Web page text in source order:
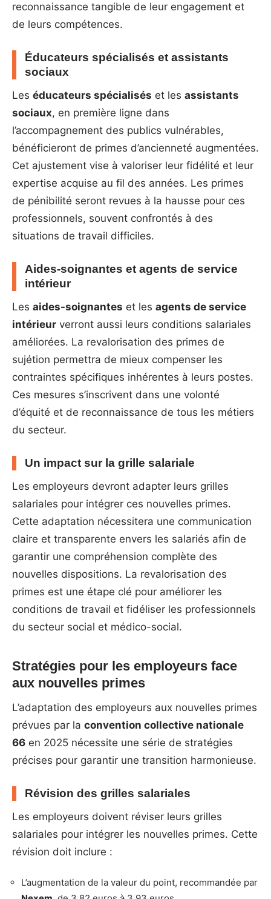
reconnaissance tangible de leur engagement et
de leurs compétences.
Éducateurs spécialisés et assistants
sociaux
Les éducateurs spécialisés et les assistants
sociaux, en première ligne dans
l’accompagnement des publics vulnérables,
bénéficieront de primes d’ancienneté augmentées.
Cet ajustement vise à valoriser leur fidélité et leur
expertise acquise au fil des années. Les primes
de pénibilité seront revues à la hausse pour ces
professionnels, souvent confrontés à des
situations de travail difficiles.
Aides-soignantes et agents de service
intérieur
Les aides-soignantes et les agents de service
intérieur verront aussi leurs conditions salariales
améliorées. La revalorisation des primes de
sujétion permettra de mieux compenser les
contraintes spécifiques inhérentes à leurs postes.
Ces mesures s’inscrivent dans une volonté
d’équité et de reconnaissance de tous les métiers
du secteur.
Un impact sur la grille salariale
Les employeurs devront adapter leurs grilles
salariales pour intégrer ces nouvelles primes.
Cette adaptation nécessitera une communication
claire et transparente envers les salariés afin de
garantir une compréhension complète des
nouvelles dispositions. La revalorisation des
primes est une étape clé pour améliorer les
conditions de travail et fidéliser les professionnels
du secteur social et médico-social.
Stratégies pour les employeurs face
aux nouvelles primes
L’adaptation des employeurs aux nouvelles primes
prévues par la convention collective nationale
66 en 2025 nécessite une série de stratégies
précises pour garantir une transition harmonieuse.
Révision des grilles salariales
Les employeurs doivent réviser leurs grilles
salariales pour intégrer les nouvelles primes. Cette
révision doit inclure :
L’augmentation de la valeur du point, recommandée par